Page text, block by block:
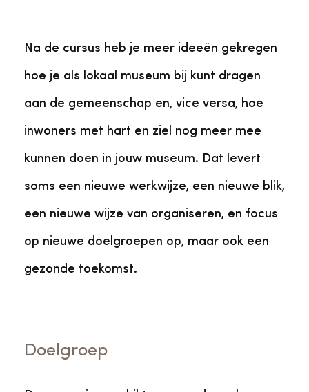
Na de cursus heb je meer ideeën gekregen
hoe je als lokaal museum bij kunt dragen
aan de gemeenschap en, vice versa, hoe
inwoners met hart en ziel nog meer mee
kunnen doen in jouw museum. Dat levert
soms een nieuwe werkwijze, een nieuwe blik,
een nieuwe wijze van organiseren, en focus
op nieuwe doelgroepen op, maar ook een
gezonde toekomst.
Doelgroep